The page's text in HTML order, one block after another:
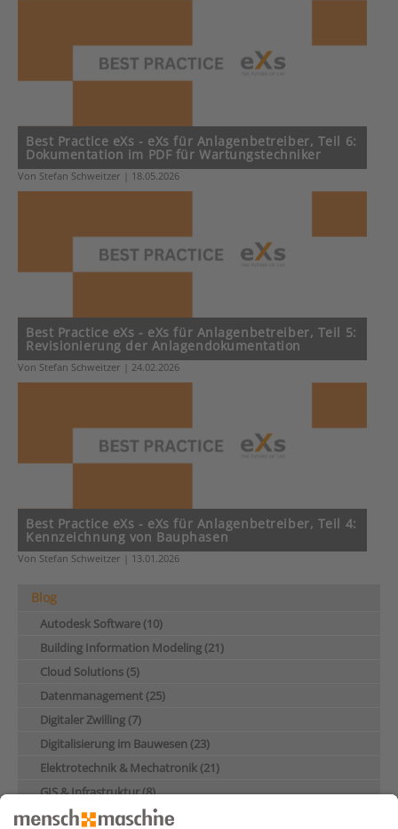
Best Practice eXs - eXs für Anlagenbetreiber, Teil 6:
Dokumentation im PDF für Wartungstechniker
Von Stefan Schweitzer | 18.05.2026
Best Practice eXs - eXs für Anlagenbetreiber, Teil 5:
Revisionierung der Anlagendokumentation
Von Stefan Schweitzer | 24.02.2026
Best Practice eXs - eXs für Anlagenbetreiber, Teil 4:
Kennzeichnung von Bauphasen
Von Stefan Schweitzer | 13.01.2026
Blog
Autodesk Software (10)
Building Information Modeling (21)
Cloud Solutions (5)
Datenmanagement (25)
Digitaler Zwilling (7)
Digitalisierung im Bauwesen (23)
Elektrotechnik & Mechatronik (21)
GIS & Infrastruktur (8)
Industrie & Maschinenbau (28)